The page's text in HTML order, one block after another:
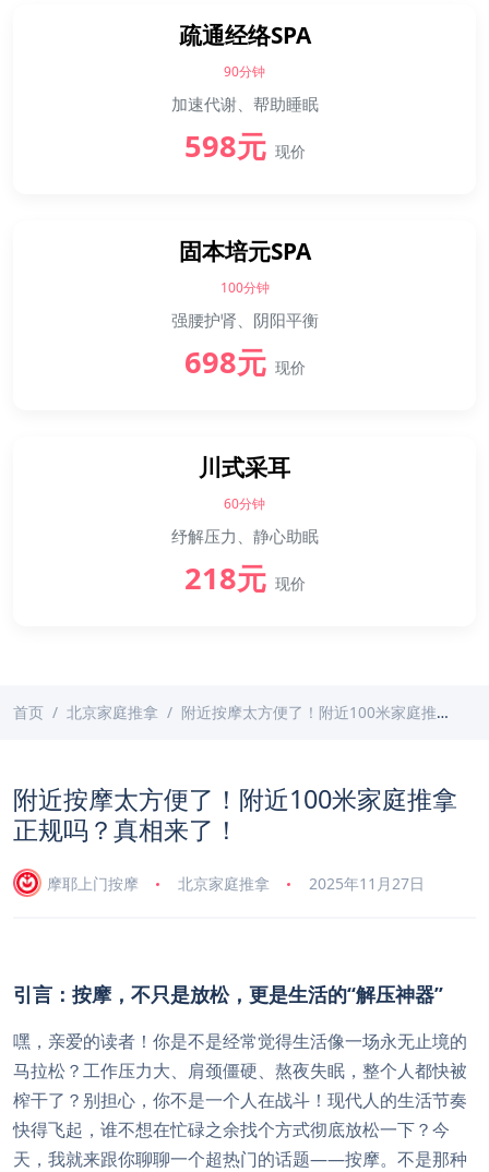
疏通经络SPA
90分钟
加速代谢、帮助睡眠
598元 现价
固本培元SPA
100分钟
强腰护肾、阴阳平衡
698元 现价
川式采耳
60分钟
纾解压力、静心助眠
218元 现价
首页 北京家庭推拿 附近按摩太方便了！附近100米家庭推拿正规吗？真相来了！
附近按摩太方便了！附近100米家庭推拿
正规吗？真相来了！
摩耶上门按摩 北京家庭推拿 2025年11月27日
引言：按摩，不只是放松，更是生活的“解压神器”
嘿，亲爱的读者！你是不是经常觉得生活像一场永无止境的
马拉松？工作压力大、肩颈僵硬、熬夜失眠，整个人都快被
榨干了？别担心，你不是一个人在战斗！现代人的生活节奏
快得飞起，谁不想在忙碌之余找个方式彻底放松一下？今
天，我就来跟你聊聊一个超热门的话题——按摩。不是那种